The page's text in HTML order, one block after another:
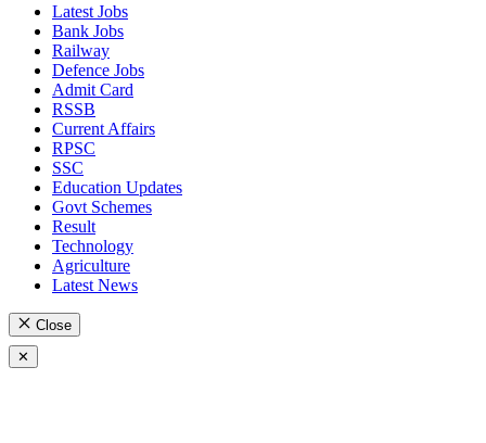
Latest Jobs
Bank Jobs
Railway
Defence Jobs
Admit Card
RSSB
Current Affairs
RPSC
SSC
Education Updates
Govt Schemes
Result
Technology
Agriculture
Latest News
Close
✕